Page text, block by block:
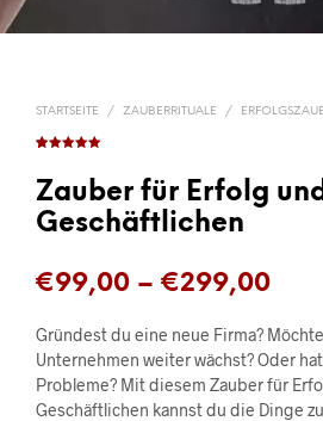
STARTSEITE / ZAUBERRITUALE /
basierend
auf
tungen
Zauber für Erfolg
Geschäftlichen
€99,00 – €299,00Price
Gründest du eine neue Firma?
Unternehmen weiter wächst? Oder
Probleme? Mit diesem Zauber für
Geschäftlichen kannst du die Dinge